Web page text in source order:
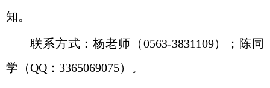
知。
联系方式：杨老师（0563-3831109）；陈同
学（QQ ： 3365069075）。